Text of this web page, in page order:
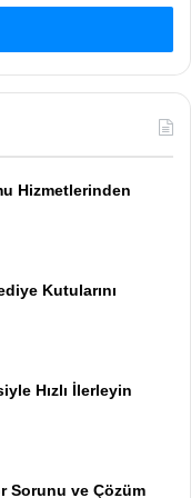
Hizmetlerinden
Kutularını
Hızlı İlerleyin
Sorunu ve Çözüm